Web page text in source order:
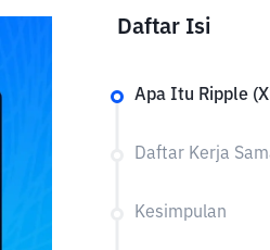
Daftar Isi
Apa Itu Ripple
Daftar Kerja
Kesimpulan